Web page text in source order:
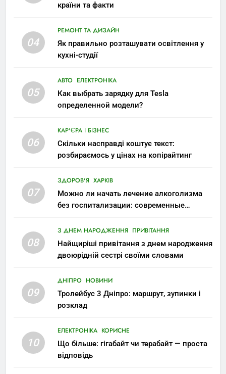
країни та факти
04
РЕМОНТ ТА ДИЗАЙН
Як правильно розташувати освітлення у
кухні-студії
05
АВТО ЕЛЕКТРОНІКА
Как выбрать зарядку для Tesla
определенной модели?
06
КАР'ЄРА І БІЗНЕС
Скільки насправді коштує текст:
розбираємось у цінах на копірайтинг
07
ЗДОРОВ'Я ХАРКІВ
Можно ли начать лечение алкоголизма
без госпитализации: современные
08
З ДНЕМ НАРОДЖЕННЯ ПРИВІТАННЯ
Найщиріші привітання з днем народження
двоюрідній сестрі своїми словами
09
ДНІПРО НОВИНИ
Тролейбус 3 Дніпро: маршрут, зупинки і
розклад
10
ЕЛЕКТРОНІКА КОРИСНЕ
Що більше: гігабайт чи терабайт — проста
відповідь